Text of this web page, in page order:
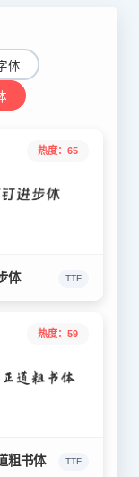
体
热度：65
体 TTF
热度：59
粗书体 TTF